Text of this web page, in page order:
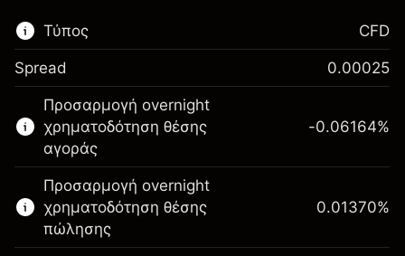
Τύπος
Αυτή η χρηματοπιστωτική αγορά είναι
διαθέσιμη για διαπραγμάτευση CFD.
Μάθετε περισσότερα σχετικά με:
CFDs
CFD
Spread 0.00025
Προσαρμογή overnight
χρηματοδότηση θέσης
αγοράς
-0.06164%
Προσαρμογή overnight
χρηματοδότηση θέσης
πώλησης
0.01370%